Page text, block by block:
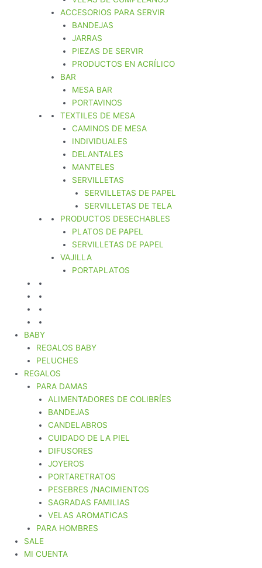
ACCESORIOS PARA SERVIR
BANDEJAS
JARRAS
PIEZAS DE SERVIR
PRODUCTOS EN ACRÍLICO
BAR
MESA BAR
PORTAVINOS
TEXTILES DE MESA
CAMINOS DE MESA
INDIVIDUALES
DELANTALES
MANTELES
SERVILLETAS
SERVILLETAS DE PAPEL
SERVILLETAS DE TELA
PRODUCTOS DESECHABLES
PLATOS DE PAPEL
SERVILLETAS DE PAPEL
VAJILLA
PORTAPLATOS
BABY
REGALOS BABY
PELUCHES
REGALOS
PARA DAMAS
ALIMENTADORES DE COLIBRÍES
BANDEJAS
CANDELABROS
CUIDADO DE LA PIEL
DIFUSORES
JOYEROS
PORTARETRATOS
PESEBRES /NACIMIENTOS
SAGRADAS FAMILIAS
VELAS AROMATICAS
PARA HOMBRES
SALE
MI CUENTA